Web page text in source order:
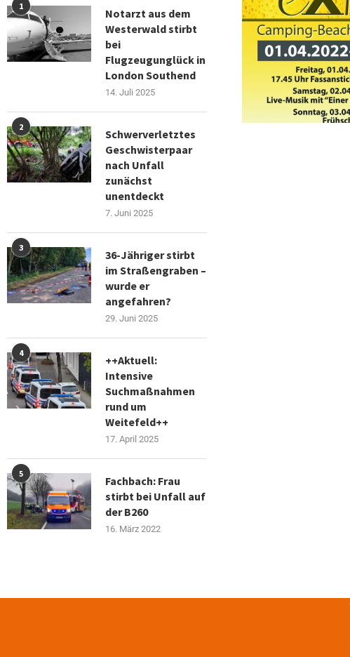
1
Notarzt aus dem
Westerwald stirbt
bei
Flugzeugunglück in
London Southend
14. Juli 2025
2
Schwerverletztes
Geschwisterpaar
nach Unfall
zunächst
unentdeckt
7. Juni 2025
3
36-Jähriger stirbt
im Straßengraben –
wurde er
angefahren?
29. Juni 2025
4
++Aktuell:
Intensive
Suchmaßnahmen
rund um
Weitefeld++
17. April 2025
5
Fachbach: Frau
stirbt bei Unfall auf
der B260
16. März 2022